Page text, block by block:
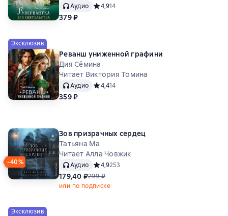
Аудио Средний рейтинг 4,9 на основе 14 оценок
4,914
379 ₽
Эксклюзив
Реванш униженной графини
Дия Сёмина
Читает Виктория Томина
Аудио Средний рейтинг 4,4 на основе 14 оценок
4,414
359 ₽
−40%
Зов призрачных сердец
Татьяна Ма
Читает Алла Човжик
Аудио Средний рейтинг 4,9 на основе 253 оценок
4,9253
179,40 ₽299 ₽
или по подписке
Эксклюзив